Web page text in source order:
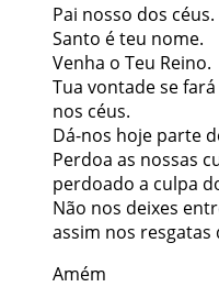
Pai nosso dos céus.
Santo é teu nome.
Venha o Teu Reino.
Tua vontade se
nos céus.
Dá-nos hoje parte
Perdoa as nossas
perdoado a culpa
Não nos deixes
assim nos resgatas
Amém